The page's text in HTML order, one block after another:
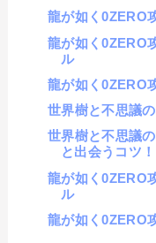
龍が如く0ZERO
龍が如く0ZERO
ル
龍が如く0ZERO
世界樹と不思議
世界樹と不思議
と出会うコツ！
龍が如く0ZERO
ル
龍が如く0ZERO